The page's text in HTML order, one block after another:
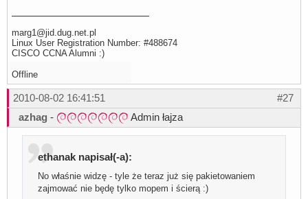
marg1@jid.dug.net.pl
Linux User Registration Number: #488674
CISCO CCNA Alumni :)
Offline
#27
2010-08-02 16:41:51
azhag - Admin łajza
ethanak napisał(-a):
No właśnie widzę - tyle że teraz już się pakietowaniem
zajmować nie będę tylko mopem i ścierą :)